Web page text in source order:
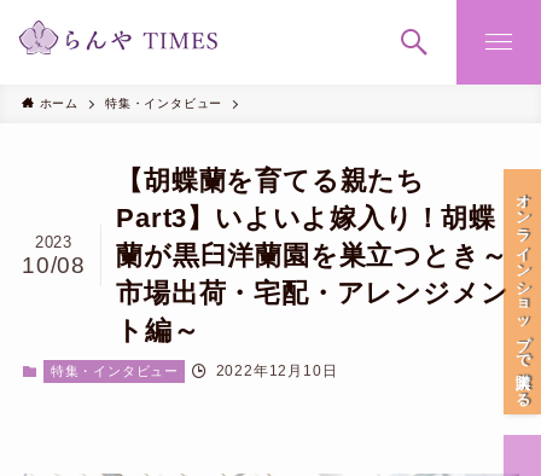
ホーム 特集・インタビュー
【胡蝶蘭を育てる親たち
Part3】いよいよ嫁入り！胡蝶
蘭が黒臼洋蘭園を巣立つとき～
市場出荷・宅配・アレンジメン
ト編～
2023
10/08
特集・インタビュー 2022年12月10日 オンラインショップで購入する